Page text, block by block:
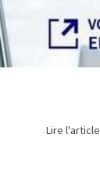
Lire l'article